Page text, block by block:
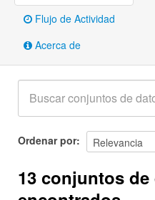
Flujo de Actividad
Acerca de
Ordenar por
13 conjuntos de